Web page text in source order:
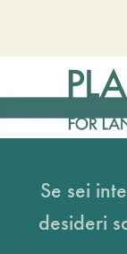
Se sei
desideri